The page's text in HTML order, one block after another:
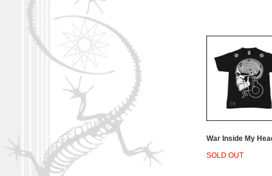
War Inside My
SOLD OUT